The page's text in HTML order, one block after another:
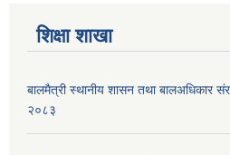
शिक्षा शाखा
बालमैत्री स्थानीय शासन तथा बालअधिकार
२०८३